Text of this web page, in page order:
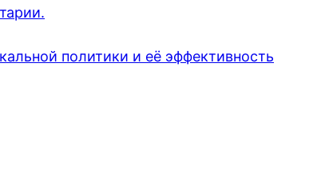
политики и её эффективность